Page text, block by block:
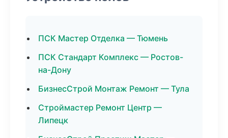
ПСК Мастер Отделка — Тюмень
ПСК Стандарт Комплекс — Ростов-
на-Дону
БизнесСтрой Монтаж Ремонт — Тула
Строймастер Ремонт Центр —
Липецк